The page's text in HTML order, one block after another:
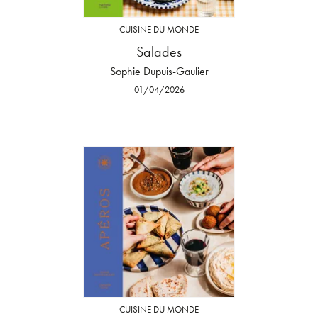
CUISINE DU MONDE
Salades
Sophie Dupuis-Gaulier
01/04/2026
CUISINE DU MONDE